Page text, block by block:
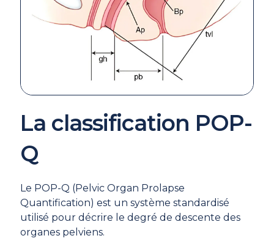
La classification POP-
Q
Le POP-Q (Pelvic Organ Prolapse
Quantification) est un système standardisé
utilisé pour décrire le degré de descente des
organes pelviens.